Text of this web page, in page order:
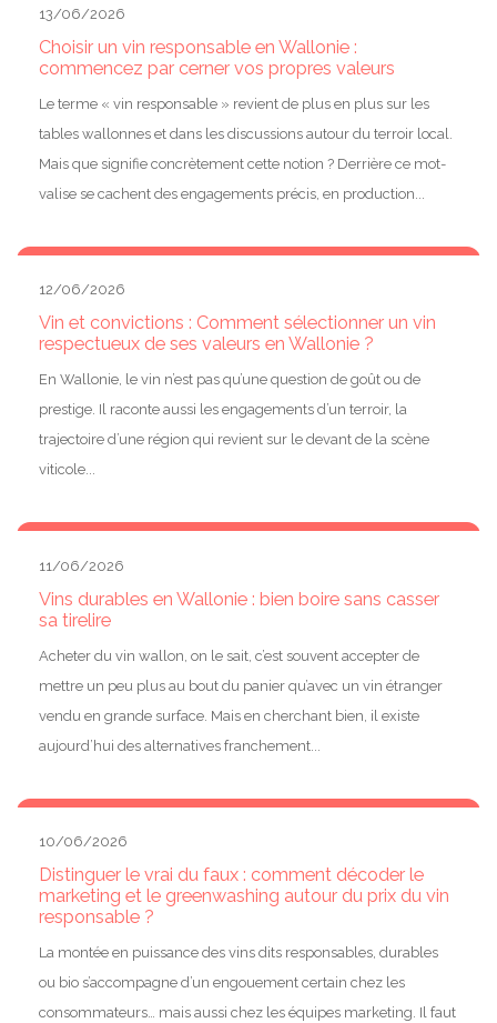
13/06/2026
Choisir un vin responsable en Wallonie :
commencez par cerner vos propres valeurs
Le terme « vin responsable » revient de plus en plus sur les
tables wallonnes et dans les discussions autour du terroir local.
Mais que signifie concrètement cette notion ? Derrière ce mot-
valise se cachent des engagements précis, en production...
12/06/2026
Vin et convictions : Comment sélectionner un vin
respectueux de ses valeurs en Wallonie ?
En Wallonie, le vin n’est pas qu’une question de goût ou de
prestige. Il raconte aussi les engagements d’un terroir, la
trajectoire d’une région qui revient sur le devant de la scène
viticole...
11/06/2026
Vins durables en Wallonie : bien boire sans casser
sa tirelire
Acheter du vin wallon, on le sait, c’est souvent accepter de
mettre un peu plus au bout du panier qu’avec un vin étranger
vendu en grande surface. Mais en cherchant bien, il existe
aujourd’hui des alternatives franchement...
10/06/2026
Distinguer le vrai du faux : comment décoder le
marketing et le greenwashing autour du prix du vin
responsable ?
La montée en puissance des vins dits responsables, durables
ou bio s’accompagne d’un engouement certain chez les
consommateurs… mais aussi chez les équipes marketing. Il faut